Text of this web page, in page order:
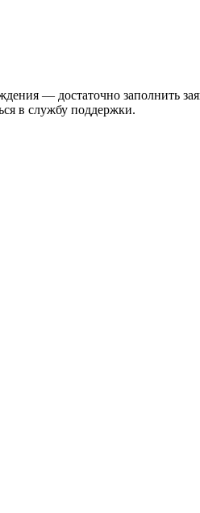
— достаточно заполнить
в службу поддержки.